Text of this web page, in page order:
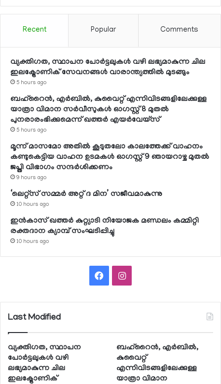
Recent Popular Comments
വ്യക്തിഗത, സ്ഥാപന പോര്‍ട്ടലുകള്‍ വഴി ലഭ്യമാകുന്ന ചില
ഇലക്ട്രോണിക് സേവനങ്ങള്‍ വാരാന്ത്യത്തില്‍ മുടങ്ങും
5 hours ago
ബഹ്റൈന്‍, എര്‍ബില്‍, കുവൈറ്റ് എന്നിവിടങ്ങളിലേക്കുള്ള
യാത്രാ വിമാന സര്‍വീസുകള്‍ ഓഗസ്റ്റ് 8 മുതല്‍
പുനരാരംഭിക്കുമെന്ന് ഖത്തര്‍ എയര്‍വേയ്സ്
5 hours ago
മൂന്ന് മാസമോ അതില്‍ കൂടുതലോ കാലത്തേക്ക് വാഹനം
കണ്ടുകെട്ടിയ വാഹന ഉടമകള്‍ ഓഗസ്റ്റ് 9 ഞായറാഴ്ച മുതല്‍
ജപ്തി വിഭാഗം സന്ദര്‍ശിക്കണം
9 hours ago
‘ലെറ്റ്‌സ് സമ്മര്‍ അറ്റ് ദ മിന’ സജീവമാകുന്നു
10 hours ago
ഇന്‍കാസ് ഖത്തര്‍ കുറ്റ്യാടി നിയോജക മണ്ഡലം കമ്മിറ്റി
രക്തദാന ക്യാമ്പ് സംഘടിപ്പിച്ചു
10 hours ago
FacebookInstagram
Last Modified
വ്യക്തിഗത, സ്ഥാപന
പോര്‍ട്ടലുകള്‍ വഴി
ലഭ്യമാകുന്ന ചില
ഇലക്ട്രോണിക്
ബഹ്റൈന്‍, എര്‍ബില്‍,
കുവൈറ്റ്
എന്നിവിടങ്ങളിലേക്കുള്ള
യാത്രാ വിമാന